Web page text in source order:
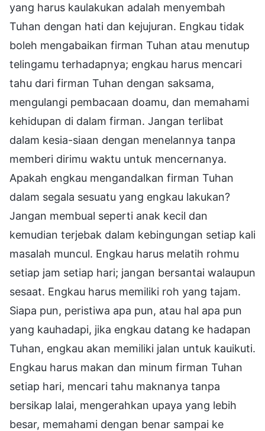
yang harus kaulakukan adalah menyembah
Tuhan dengan hati dan kejujuran. Engkau tidak
boleh mengabaikan firman Tuhan atau menutup
telingamu terhadapnya; engkau harus mencari
tahu dari firman Tuhan dengan saksama,
mengulangi pembacaan doamu, dan memahami
kehidupan di dalam firman. Jangan terlibat
dalam kesia-siaan dengan menelannya tanpa
memberi dirimu waktu untuk mencernanya.
Apakah engkau mengandalkan firman Tuhan
dalam segala sesuatu yang engkau lakukan?
Jangan membual seperti anak kecil dan
kemudian terjebak dalam kebingungan setiap kali
masalah muncul. Engkau harus melatih rohmu
setiap jam setiap hari; jangan bersantai walaupun
sesaat. Engkau harus memiliki roh yang tajam.
Siapa pun, peristiwa apa pun, atau hal apa pun
yang kauhadapi, jika engkau datang ke hadapan
Tuhan, engkau akan memiliki jalan untuk kauikuti.
Engkau harus makan dan minum firman Tuhan
setiap hari, mencari tahu maknanya tanpa
bersikap lalai, mengerahkan upaya yang lebih
besar, memahami dengan benar sampai ke